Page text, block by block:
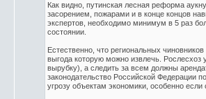
Как видно, путинская лесная реформа
засорением, пожарами и в конце концов
экспертов, необходимо минимум в 5 раз
состоянии.
Естественно, что региональных
выгода которую можно извлечь.
вырубку), а следить за всем должны
законодательство Российской Федерации
угрозу объектам экономики, особенно